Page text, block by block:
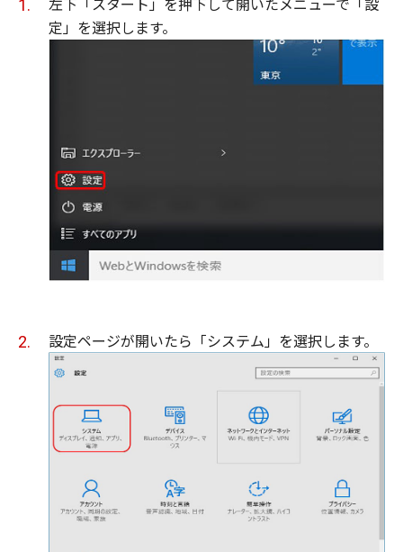
定」を選択します。
設定ページが開いたら「システム」を選択します。